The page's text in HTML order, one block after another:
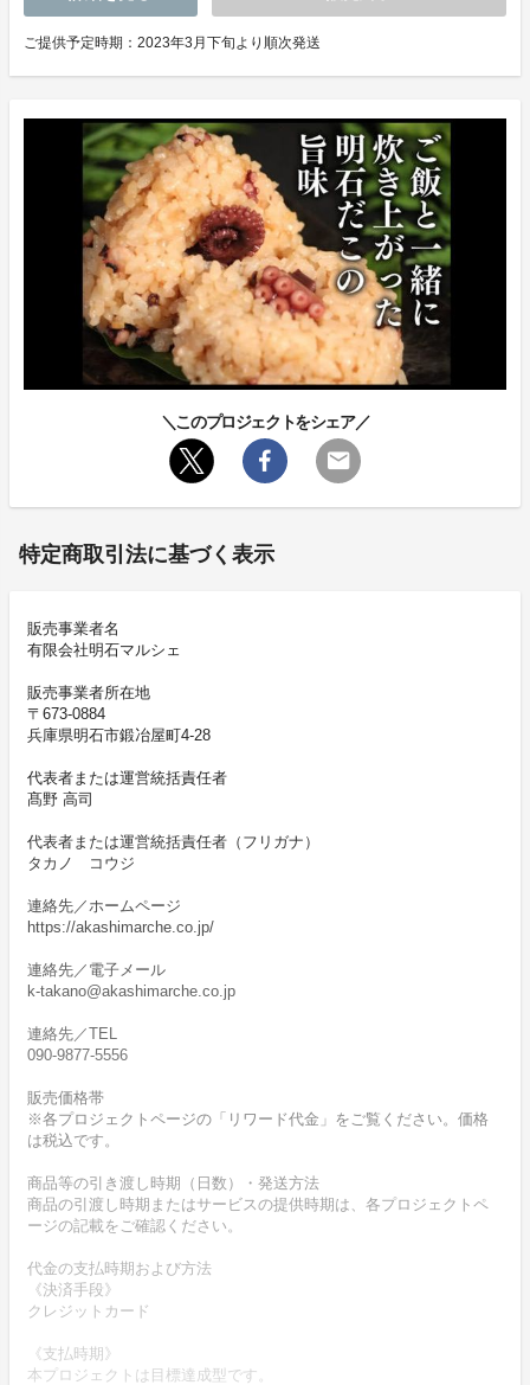
ご提供予定時期：2023年3月下旬より順次発送
＼このプロジェクトをシェア／
特定商取引法に基づく表示
販売事業者名
有限会社明石マルシェ
販売事業者所在地
〒673-0884
兵庫県明石市鍛冶屋町4-28
代表者または運営統括責任者
髙野 高司
代表者または運営統括責任者（フリガナ）
タカノ コウジ
連絡先／ホームページ
https://akashimarche.co.jp/
連絡先／電子メール
k-takano@akashimarche.co.jp
連絡先／TEL
090-9877-5556
販売価格帯
※各プロジェクトページの「リワード代金」をご覧ください。価格
は税込です。
商品等の引き渡し時期（日数）・発送方法
商品の引渡し時期またはサービスの提供時期は、各プロジェクトペ
ージの記載をご確認ください。
代金の支払時期および方法
《決済手段》
クレジットカード
《支払時期》
本プロジェクトは目標達成型です。